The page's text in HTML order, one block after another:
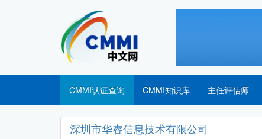
CMMI认证查询 CMMI知识库 主任评估师
深圳市华睿信息技术有限公司